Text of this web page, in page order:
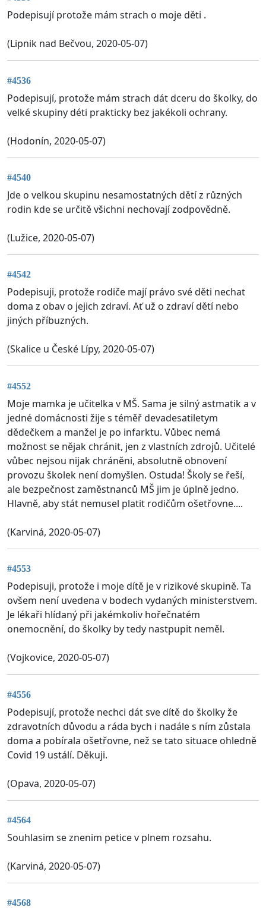
Podepisují protože mám strach o moje děti .
(Lipnik nad Bečvou, 2020-05-07)
#4536
Podepisují, protože mám strach dát dceru do školky, do
velké skupiny déti prakticky bez jakékoli ochrany.
(Hodonín, 2020-05-07)
#4540
Jde o velkou skupinu nesamostatných dětí z různých
rodin kde se určitě všichni nechovají zodpovědně.
(Lužice, 2020-05-07)
#4542
Podepisuji, protože rodiče mají právo své děti nechat
doma z obav o jejich zdraví. Ať už o zdraví dětí nebo
jiných příbuzných.
(Skalice u České Lípy, 2020-05-07)
#4552
Moje mamka je učitelka v MŠ. Sama je silný astmatik a v
jedné domácnosti žije s téměř devadesatiletym
dědečkem a manžel je po infarktu. Vůbec nemá
možnost se nějak chránit, jen z vlastních zdrojů. Učitelé
vůbec nejsou nijak chráněni, absolutně obnovení
provozu školek není domyšlen. Ostuda! Školy se řeší,
ale bezpečnost zaměstnanců MŠ jim je úplně jedno.
Hlavně, aby stát nemusel platit rodičům ošetřovne....
(Karviná, 2020-05-07)
#4553
Podepisuji, protože i moje dítě je v rizikové skupině. Ta
ovšem není uvedena v bodech vydaných ministerstvem.
Je lékaři hlídaný při jakémkoliv hořečnatém
onemocnění, do školky by tedy nastpupit neměl.
(Vojkovice, 2020-05-07)
#4556
Podepisují, protože nechci dát sve dítě do školky že
zdravotních důvodu a ráda bych i nadále s ním zůstala
doma a pobírala ošetřovne, než se tato situace ohledně
Covid 19 ustálí. Děkuji.
(Opava, 2020-05-07)
#4564
Souhlasim se znenim petice v plnem rozsahu.
(Karviná, 2020-05-07)
#4568